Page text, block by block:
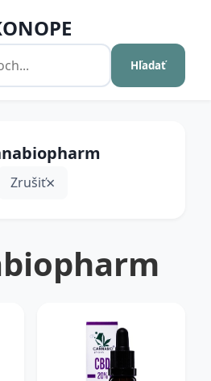
Hľadať
Zrušiť